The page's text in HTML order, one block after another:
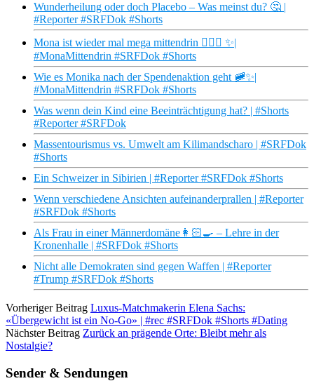
Wunderheilung oder doch Placebo – Was meinst du? 🤔 |
#Reporter #SRFDok #Shorts
Mona ist wieder mal mega mittendrin 💁🏻‍♀️ ✨|
#MonaMittendrin #SRFDok #Shorts
Wie es Monika nach der Spendenaktion geht 🚞✨|
#MonaMittendrin #SRFDok #Shorts
Was wenn dein Kind eine Beeinträchtigung hat? | #Shorts
#Reporter #SRFDok
Massentourismus vs. Umwelt am Kilimandscharo | #SRFDok
#Shorts
Ein Schweizer in Sibirien | #Reporter #SRFDok #Shorts
Wenn verschiedene Ansichten aufeinanderprallen | #Reporter
#SRFDok #Shorts
Als Frau in einer Männerdomäne👩🏻‍🍳 – Lehre in der
Kronenhalle | #SRFDok #Shorts
Nicht alle Demokraten sind gegen Waffen | #Reporter
#Trump #SRFDok #Shorts
Vorheriger Beitrag Luxus-Matchmakerin Elena Sachs:
«Übergewicht ist ein No-Go» | #rec #SRFDok #Shorts #Dating
Nächster Beitrag Zurück an prägende Orte: Bleibt mehr als
Nostalgie?
Sender & Sendungen